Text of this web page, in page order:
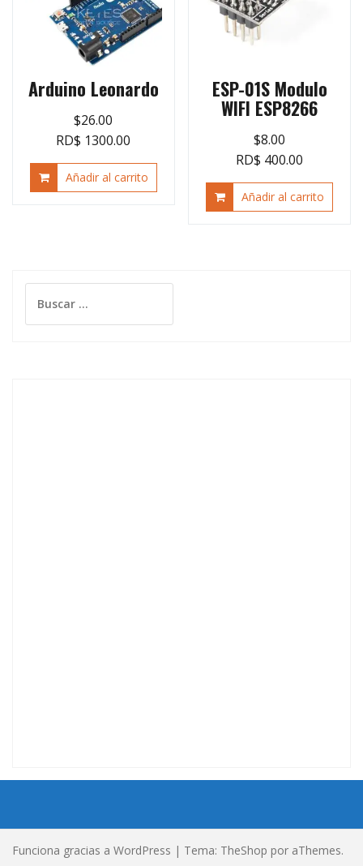
Arduino Leonardo
$26.00
RD$ 1300.00
Añadir al carrito
ESP-01S Modulo
WIFI ESP8266
$8.00
RD$ 400.00
Añadir al carrito
Funciona gracias a WordPress | Tema: TheShop por aThemes.